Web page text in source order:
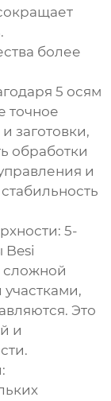
более
5 осям
точное
заготовки,
обработки
и
5-
Besi
сложной
Это
и